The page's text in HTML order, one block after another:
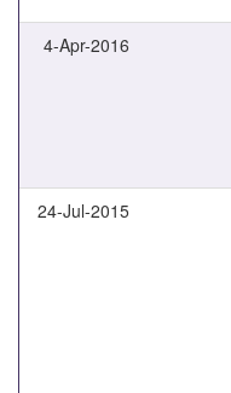
4-Apr-2016
24-Jul-2015